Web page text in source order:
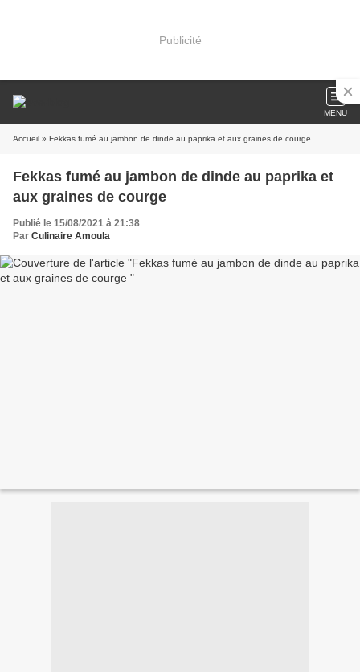
Publicité
MENU
Accueil » Fekkas fumé au jambon de dinde au paprika et aux graines de courge
Fekkas fumé au jambon de dinde au paprika et
aux graines de courge
Publié le 15/08/2021 à 21:38
Par Culinaire Amoula